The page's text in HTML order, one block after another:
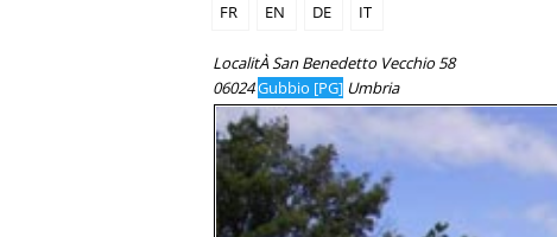
FR EN DE IT
LocalitÀ San Benedetto Vecchio 58
06024Gubbio [PG] Umbria